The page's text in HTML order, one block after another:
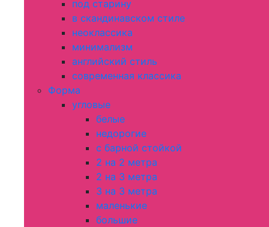
под старину
в скандинавском стиле
неоклассика
минимализм
английский стиль
современная классика
Форма
угловые
белые
недорогие
с барной стойкой
2 на 2 метра
2 на 3 метра
3 на 3 метра
маленькие
большие